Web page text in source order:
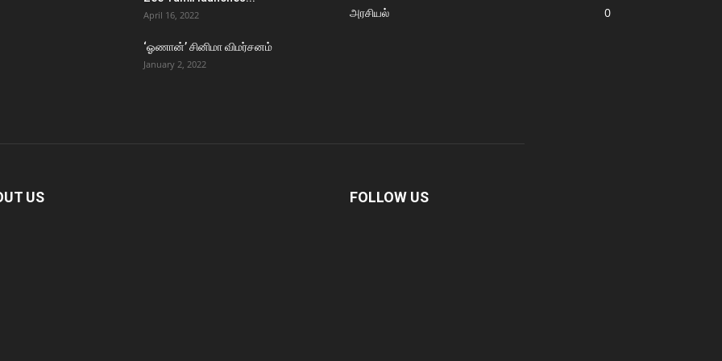
April 16, 2022
‘ஓணான்’ சினிமா விமர்சனம்
January 2, 2022
அரசியல் 0
US FOLLOW US